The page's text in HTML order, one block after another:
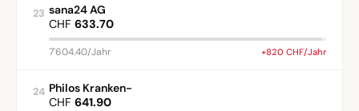
23 sana24 AG
CHF 633.70
7'604.40/Jahr +820 CHF/Jahr
24 Philos Kranken-
CHF 641.90